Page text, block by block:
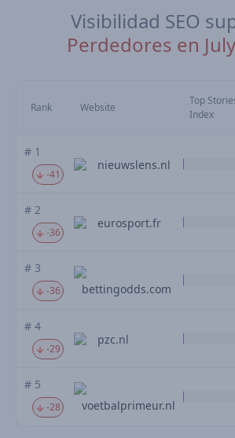
Visibilidad SEO
Perdedores en
Rank Website
Top
Index
# 1
-41
nieuwslens.nl
# 2
-36
eurosport.fr
# 3
-36 bettingodds.com
# 4
-29
pzc.nl
# 5
-28 voetbalprimeur.nl